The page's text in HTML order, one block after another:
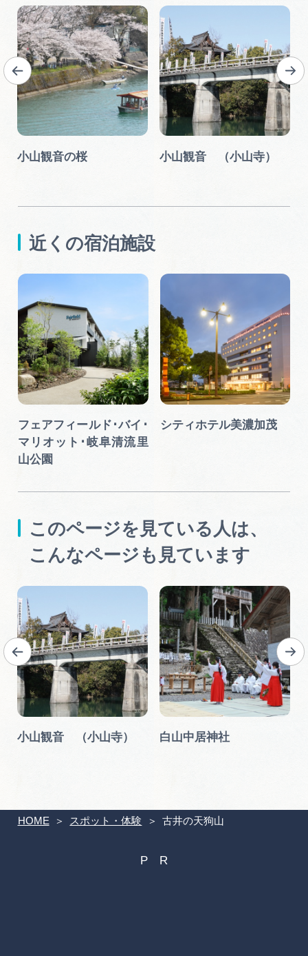
HOME スポット・体験 古井の天狗山
小山観音の桜 小山観音 （小山寺）
近くの宿泊施設
フェアフィールド･バイ･
マリオット･岐阜清流里
山公園
シティホテル美濃加茂
このページを見ている人は、
こんなページも見ています
小山観音 （小山寺） 白山中居神社